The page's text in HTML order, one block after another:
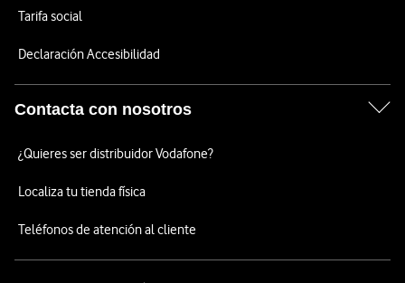
Tarifa social
Declaración Accesibilidad
Contacta con nosotros
¿Quieres ser distribuidor Vodafone?
Localiza tu tienda física
Teléfonos de atención al cliente